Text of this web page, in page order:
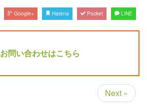
Google+ Hatena Pocket LINE
お問い合わせはこちら
Next »